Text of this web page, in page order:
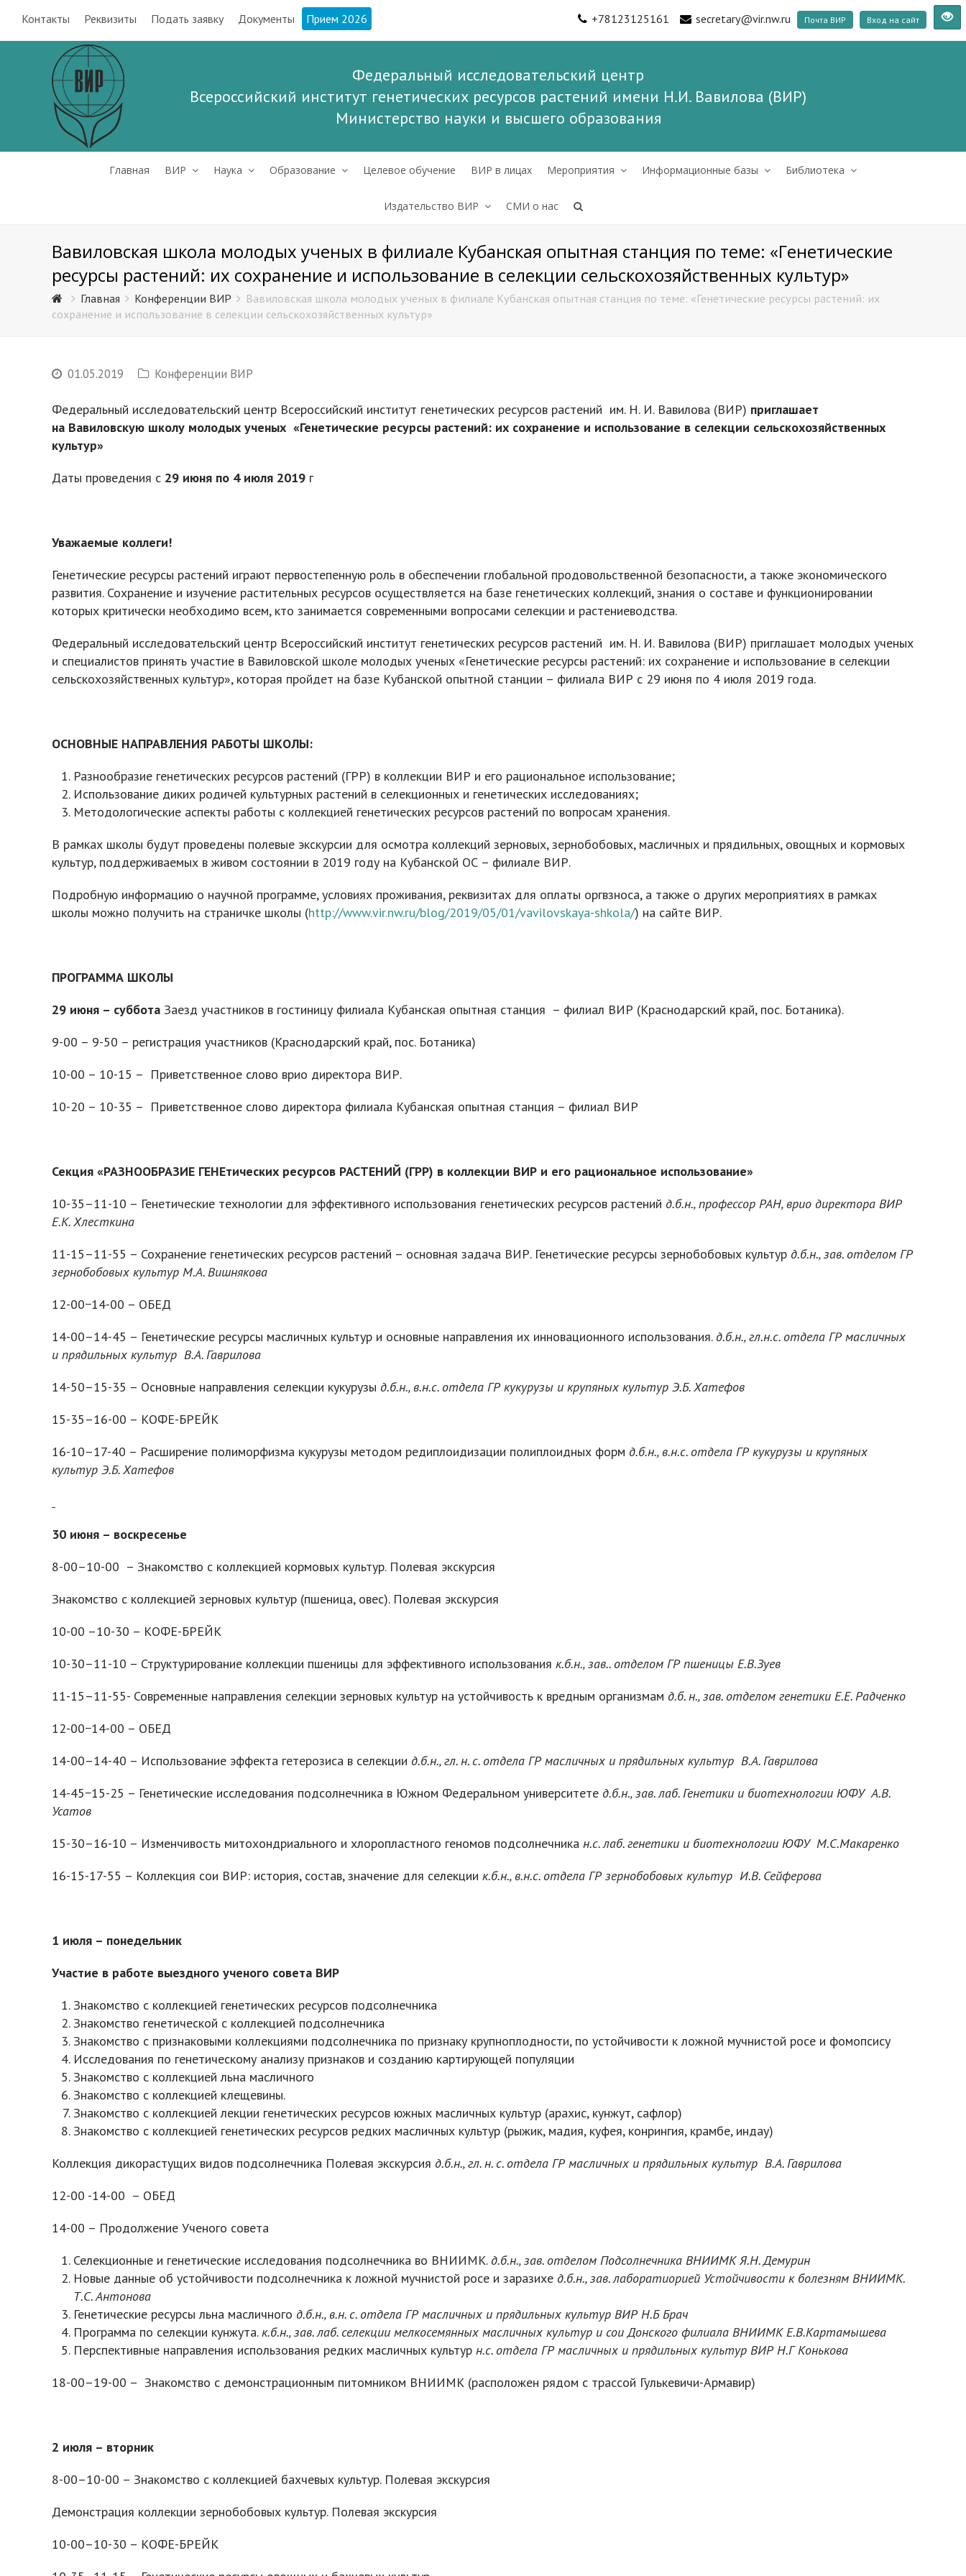
Контакты Реквизиты Подать заявку Документы Прием 2026 +78123125161 secretary@vir.nw.ru Почта ВИР Вход на сайт
Федеральный исследовательский центр
Всероссийский институт генетических ресурсов растений имени Н.И. Вавилова (ВИР)
Министерство науки и высшего образования
Главная ВИР Наука Образование Целевое обучение ВИР в лицах Мероприятия Информационные базы Библиотека
Издательство ВИР СМИ о нас
Вавиловская школа молодых ученых в филиале Кубанская опытная станция по теме: «Генетические
ресурсы растений: их сохранение и использование в селекции сельскохозяйственных культур»
Главная Конференции ВИР
Вавиловская школа молодых ученых в филиале Кубанская опытная станция по теме: «Генетические ресурсы растений: их
сохранение и использование в селекции сельскохозяйственных культур»
01.05.2019 Конференции ВИР
Федеральный исследовательский центр Всероссийский институт генетических ресурсов растений им. Н. И. Вавилова (ВИР) приглашает
на Вавиловскую школу молодых ученых «Генетические ресурсы растений: их сохранение и использование в селекции сельскохозяйственных
культур»
Даты проведения с 29 июня по 4 июля 2019 г
Уважаемые коллеги!
Генетические ресурсы растений играют первостепенную роль в обеспечении глобальной продовольственной безопасности, а также экономического
развития. Сохранение и изучение растительных ресурсов осуществляется на базе генетических коллекций, знания о составе и функционировании
которых критически необходимо всем, кто занимается современными вопросами селекции и растениеводства.
Федеральный исследовательский центр Всероссийский институт генетических ресурсов растений им. Н. И. Вавилова (ВИР) приглашает молодых ученых
и специалистов принять участие в Вавиловской школе молодых ученых «Генетические ресурсы растений: их сохранение и использование в селекции
сельскохозяйственных культур», которая пройдет на базе Кубанской опытной станции – филиала ВИР с 29 июня по 4 июля 2019 года.
ОСНОВНЫЕ НАПРАВЛЕНИЯ РАБОТЫ ШКОЛЫ:
Разнообразие генетических ресурсов растений (ГРР) в коллекции ВИР и его рациональное использование;
Использование диких родичей культурных растений в селекционных и генетических исследованиях;
Методологические аспекты работы с коллекцией генетических ресурсов растений по вопросам хранения.
В рамках школы будут проведены полевые экскурсии для осмотра коллекций зерновых, зернобобовых, масличных и прядильных, овощных и кормовых
культур, поддерживаемых в живом состоянии в 2019 году на Кубанской ОС – филиале ВИР.
Подробную информацию о научной программе, условиях проживания, реквизитах для оплаты оргвзноса, а также о других мероприятиях в рамках
школы можно получить на страничке школы (http://www.vir.nw.ru/blog/2019/05/01/vavilovskaya-shkola/) на сайте ВИР.
ПРОГРАММА ШКОЛЫ
29 июня – суббота Заезд участников в гостиницу филиала Кубанская опытная станция – филиал ВИР (Краснодарский край, пос. Ботаника).
9-00 – 9-50 – регистрация участников (Краснодарский край, пос. Ботаника)
10-00 – 10-15 – Приветственное слово врио директора ВИР.
10-20 – 10-35 – Приветственное слово директора филиала Кубанская опытная станция – филиал ВИР
Секция «РАЗНООБРАЗИЕ ГЕНЕтических ресурсов РАСТЕНИЙ (ГРР) в коллекции ВИР и его рациональное использование»
10-35–11-10 – Генетические технологии для эффективного использования генетических ресурсов растений д.б.н., профессор РАН, врио директора ВИР
Е.К. Хлесткина
11-15–11-55 – Сохранение генетических ресурсов растений – основная задача ВИР. Генетические ресурсы зернобобовых культур д.б.н., зав. отделом ГР
зернобобовых культур М.А. Вишнякова
12-00−14-00 – ОБЕД
14-00–14-45 – Генетические ресурсы масличных культур и основные направления их инновационного использования. д.б.н., гл.н.с. отдела ГР масличных
и прядильных культур В.А. Гаврилова
14-50–15-35 – Основные направления селекции кукурузы д.б.н., в.н.с. отдела ГР кукурузы и крупяных культур Э.Б. Хатефов
15-35–16-00 – КОФЕ-БРЕЙК
16-10–17-40 – Расширение полиморфизма кукурузы методом редиплоидизации полиплоидных форм д.б.н., в.н.с. отдела ГР кукурузы и крупяных
культур Э.Б. Хатефов
30 июня – воскресенье
8-00–10-00 – Знакомство с коллекцией кормовых культур. Полевая экскурсия
Знакомство с коллекцией зерновых культур (пшеница, овес). Полевая экскурсия
10-00 –10-30 – КОФЕ-БРЕЙК
10-30–11-10 – Структурирование коллекции пшеницы для эффективного использования к.б.н., зав.. отделом ГР пшеницы Е.В.Зуев
11-15–11-55- Современные направления селекции зерновых культур на устойчивость к вредным организмам д.б. н., зав. отделом генетики Е.Е. Радченко
12-00−14-00 – ОБЕД
14-00–14-40 – Использование эффекта гетерозиса в селекции д.б.н., гл. н. с. отдела ГР масличных и прядильных культур В.А. Гаврилова
14-45−15-25 – Генетические исследования подсолнечника в Южном Федеральном университете д.б.н., зав. лаб. Генетики и биотехнологии ЮФУ А.В.
Усатов
15-30–16-10 – Изменчивость митохондриального и хлоропластного геномов подсолнечника н.с. лаб. генетики и биотехнологии ЮФУ М.С.Макаренко
16-15-17-55 – Коллекция сои ВИР: история, состав, значение для селекции к.б.н., в.н.с. отдела ГР зернобобовых культур И.В. Сейферова
1 июля – понедельник
Участие в работе выездного ученого совета ВИР
Знакомство с коллекцией генетических ресурсов подсолнечника
Знакомство генетической с коллекцией подсолнечника
Знакомство с признаковыми коллекциями подсолнечника по признаку крупноплодности, по устойчивости к ложной мучнистой росе и фомопсису
Исследования по генетическому анализу признаков и созданию картирующей популяции
Знакомство с коллекцией льна масличного
Знакомство с коллекцией клещевины.
Знакомство с коллекцией лекции генетических ресурсов южных масличных культур (арахис, кунжут, сафлор)
Знакомство с коллекцией генетических ресурсов редких масличных культур (рыжик, мадия, куфея, конрингия, крамбе, индау)
Коллекция дикорастущих видов подсолнечника Полевая экскурсия д.б.н., гл. н. с. отдела ГР масличных и прядильных культур В.А. Гаврилова
12-00 -14-00 – ОБЕД
14-00 – Продолжение Ученого совета
Селекционные и генетические исследования подсолнечника во ВНИИМК. д.б.н., зав. отделом Подсолнечника ВНИИМК Я.Н. Демурин
Новые данные об устойчивости подсолнечника к ложной мучнистой росе и заразихе д.б.н., зав. лаборатиорией Устойчивости к болезням ВНИИМК.
Т.С. Антонова
Генетические ресурсы льна масличного д.б.н., в.н. с. отдела ГР масличных и прядильных культур ВИР Н.Б Брач
Программа по селекции кунжута.к.б.н., зав. лаб. селекции мелкосемянных масличных культур и сои Донского филиала ВНИИМК Е.В.Картамышева
Перспективные направления использования редких масличных культур н.с. отдела ГР масличных и прядильных культур ВИР Н.Г Конькова
18-00–19-00 – Знакомство с демонстрационным питомником ВНИИМК (расположен рядом с трассой Гулькевичи-Армавир)
2 июля – вторник
8-00–10-00 – Знакомство с коллекцией бахчевых культур. Полевая экскурсия
Демонстрация коллекции зернобобовых культур. Полевая экскурсия
10-00–10-30 – КОФЕ-БРЕЙК